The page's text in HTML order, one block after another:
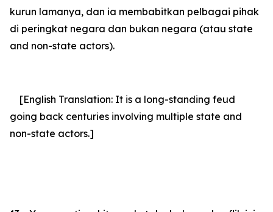
kurun lamanya, dan ia membabitkan pelbagai pihak
di peringkat negara dan bukan negara (atau state
and non-state actors).
[English Translation: It is a long-standing feud
going back centuries involving multiple state and
non-state actors.]